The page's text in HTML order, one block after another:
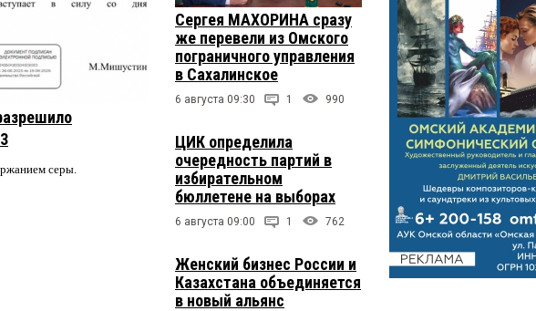
серы.
Сергея МАХОРИНА сразу
же перевели из Омского
пограничного управления
в Сахалинское
6 августа 09:30 1 990
ЦИК определила
очередность партий в
избирательном
бюллетене на выборах
6 августа 09:00 1 762
Женский бизнес России и
Казахстана объединяется
в новый альянс